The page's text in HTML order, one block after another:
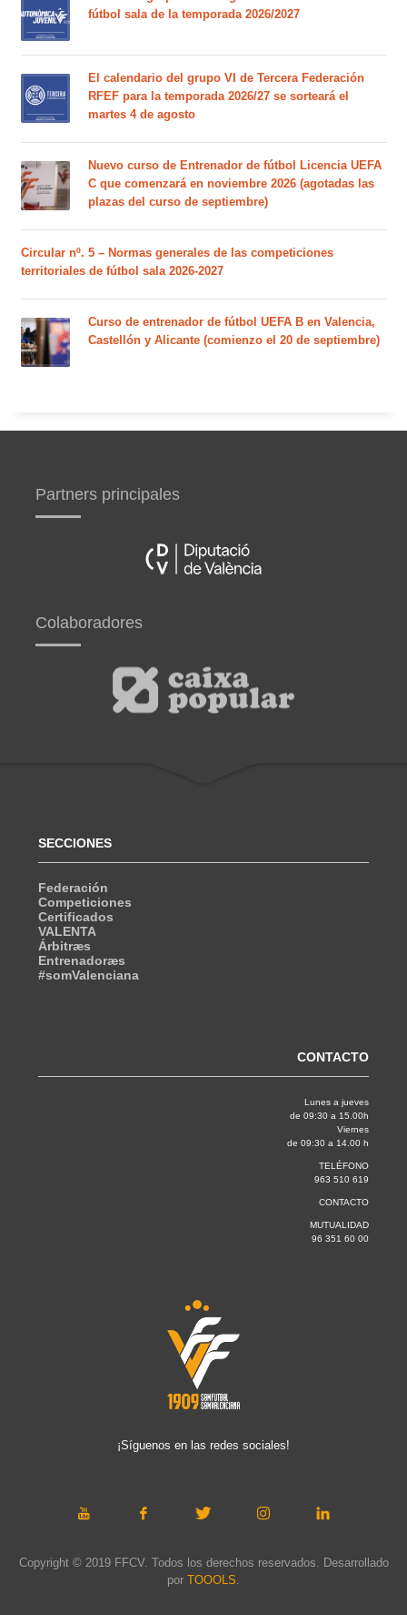
fútbol sala de la temporada 2026/2027
El calendario del grupo VI de Tercera Federación
RFEF para la temporada 2026/27 se sorteará el
martes 4 de agosto
Nuevo curso de Entrenador de fútbol Licencia UEFA
C que comenzará en noviembre 2026 (agotadas las
plazas del curso de septiembre)
Circular nº. 5 – Normas generales de las competiciones
territoriales de fútbol sala 2026-2027
Curso de entrenador de fútbol UEFA B en Valencia,
Castellón y Alicante (comienzo el 20 de septiembre)
Partners principales
Colaboradores
SECCIONES
Federación
Competiciones
Certificados
VALENTA
Árbitræs
Entrenadoræs
#somValenciana
CONTACTO
Lunes a jueves
de 09:30 a 15.00h
Viernes
de 09:30 a 14.00 h
TELÉFONO
963 510 619
CONTACTO
MUTUALIDAD
96 351 60 00
¡Síguenos en las redes sociales!
Copyright © 2019 FFCV. Todos los derechos reservados. Desarrollado
por TOOOLS.